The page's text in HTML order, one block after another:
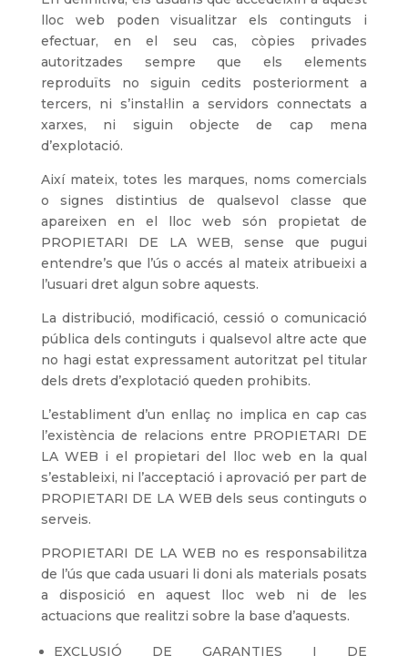
lloc web poden visualitzar els continguts i
efectuar, en el seu cas, còpies privades
autoritzades sempre que els elements
reproduïts no siguin cedits posteriorment a
tercers, ni s’instal·lin a servidors connectats a
xarxes, ni siguin objecte de cap mena
d’explotació.
Així mateix, totes les marques, noms comercials
o signes distintius de qualsevol classe que
apareixen en el lloc web són propietat de
PROPIETARI DE LA WEB, sense que pugui
entendre’s que l’ús o accés al mateix atribueixi a
l’usuari dret algun sobre aquests.
La distribució, modificació, cessió o comunicació
pública dels continguts i qualsevol altre acte que
no hagi estat expressament autoritzat pel titular
dels drets d’explotació queden prohibits.
L’establiment d’un enllaç no implica en cap cas
l’existència de relacions entre PROPIETARI DE
LA WEB i el propietari del lloc web en la qual
s’estableixi, ni l’acceptació i aprovació per part de
PROPIETARI DE LA WEB dels seus continguts o
serveis.
PROPIETARI DE LA WEB no es responsabilitza
de l’ús que cada usuari li doni als materials posats
a disposició en aquest lloc web ni de les
actuacions que realitzi sobre la base d’aquests.
EXCLUSIÓ DE GARANTIES I DE